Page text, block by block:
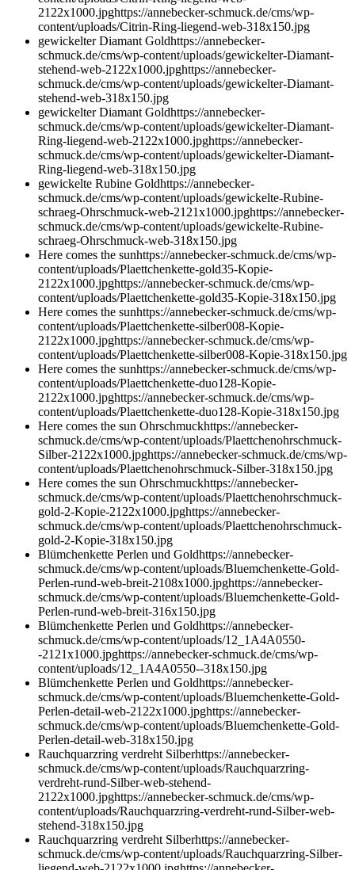
2122x1000.jpghttps://annebecker-schmuck.de/cms/wp-
content/uploads/Citrin-Ring-liegend-web-318x150.jpg
gewickelter Diamant Goldhttps://annebecker-
schmuck.de/cms/wp-content/uploads/gewickelter-Diamant-
stehend-web-2122x1000.jpghttps://annebecker-
schmuck.de/cms/wp-content/uploads/gewickelter-Diamant-
stehend-web-318x150.jpg
gewickelter Diamant Goldhttps://annebecker-
schmuck.de/cms/wp-content/uploads/gewickelter-Diamant-
Ring-liegend-web-2122x1000.jpghttps://annebecker-
schmuck.de/cms/wp-content/uploads/gewickelter-Diamant-
Ring-liegend-web-318x150.jpg
gewickelte Rubine Goldhttps://annebecker-
schmuck.de/cms/wp-content/uploads/gewickelte-Rubine-
schraeg-Ohrschmuck-web-2121x1000.jpghttps://annebecker-
schmuck.de/cms/wp-content/uploads/gewickelte-Rubine-
schraeg-Ohrschmuck-web-318x150.jpg
Here comes the sunhttps://annebecker-schmuck.de/cms/wp-
content/uploads/Plaettchenkette-gold35-Kopie-
2122x1000.jpghttps://annebecker-schmuck.de/cms/wp-
content/uploads/Plaettchenkette-gold35-Kopie-318x150.jpg
Here comes the sunhttps://annebecker-schmuck.de/cms/wp-
content/uploads/Plaettchenkette-silber008-Kopie-
2122x1000.jpghttps://annebecker-schmuck.de/cms/wp-
content/uploads/Plaettchenkette-silber008-Kopie-318x150.jpg
Here comes the sunhttps://annebecker-schmuck.de/cms/wp-
content/uploads/Plaettchenkette-duo128-Kopie-
2122x1000.jpghttps://annebecker-schmuck.de/cms/wp-
content/uploads/Plaettchenkette-duo128-Kopie-318x150.jpg
Here comes the sun Ohrschmuckhttps://annebecker-
schmuck.de/cms/wp-content/uploads/Plaettchenohrschmuck-
Silber-2122x1000.jpghttps://annebecker-schmuck.de/cms/wp-
content/uploads/Plaettchenohrschmuck-Silber-318x150.jpg
Here comes the sun Ohrschmuckhttps://annebecker-
schmuck.de/cms/wp-content/uploads/Plaettchenohrschmuck-
gold-2-Kopie-2122x1000.jpghttps://annebecker-
schmuck.de/cms/wp-content/uploads/Plaettchenohrschmuck-
gold-2-Kopie-318x150.jpg
Blümchenkette Perlen und Goldhttps://annebecker-
schmuck.de/cms/wp-content/uploads/Bluemchenkette-Gold-
Perlen-rund-web-breit-2108x1000.jpghttps://annebecker-
schmuck.de/cms/wp-content/uploads/Bluemchenkette-Gold-
Perlen-rund-web-breit-316x150.jpg
Blümchenkette Perlen und Goldhttps://annebecker-
schmuck.de/cms/wp-content/uploads/12_1A4A0550-
-2121x1000.jpghttps://annebecker-schmuck.de/cms/wp-
content/uploads/12_1A4A0550--318x150.jpg
Blümchenkette Perlen und Goldhttps://annebecker-
schmuck.de/cms/wp-content/uploads/Bluemchenkette-Gold-
Perlen-detail-web-2122x1000.jpghttps://annebecker-
schmuck.de/cms/wp-content/uploads/Bluemchenkette-Gold-
Perlen-detail-web-318x150.jpg
Rauchquarzring verdreht Silberhttps://annebecker-
schmuck.de/cms/wp-content/uploads/Rauchquarzring-
verdreht-rund-Silber-web-stehend-
2122x1000.jpghttps://annebecker-schmuck.de/cms/wp-
content/uploads/Rauchquarzring-verdreht-rund-Silber-web-
stehend-318x150.jpg
Rauchquarzring verdreht Silberhttps://annebecker-
schmuck.de/cms/wp-content/uploads/Rauchquarzring-Silber-